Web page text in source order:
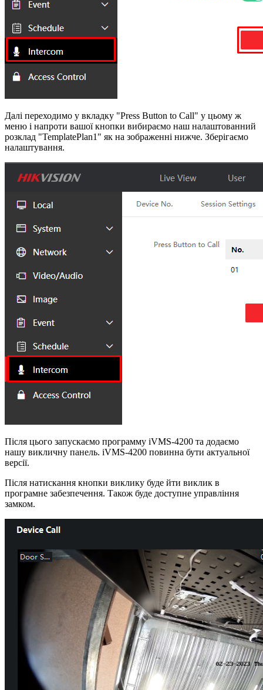
Далі переходимо у вкладку "Press Button to Call" у цьому ж
меню і напроти вашої кнопки вибираємо наш налаштованний
розклад "TemplatePlan1" як на зображенні нижче. Зберігаємо
налаштування.
Після цього запускаємо программу iVMS-4200 та додаємо
нашу викличну панель. iVMS-4200 повинна бути актуальної
версії.
Після натискання кнопки виклику буде йти виклик в
програмне забезпечення. Також буде доступне управління
замком.